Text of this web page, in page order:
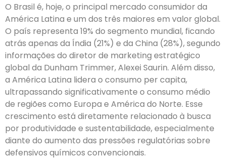
O Brasil é, hoje, o principal mercado consumidor da
América Latina e um dos três maiores em valor global.
O país representa 19% do segmento mundial, ficando
atrás apenas da Índia (21%) e da China (28%), segundo
informações do diretor de marketing estratégico
global da Dunham Trimmer, Alexei Saurin. Além disso,
a América Latina lidera o consumo per capita,
ultrapassando significativamente o consumo médio
de regiões como Europa e América do Norte. Esse
crescimento está diretamente relacionado à busca
por produtividade e sustentabilidade, especialmente
diante do aumento das pressões regulatórias sobre
defensivos químicos convencionais.